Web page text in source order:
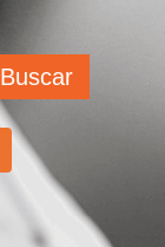
Buscar